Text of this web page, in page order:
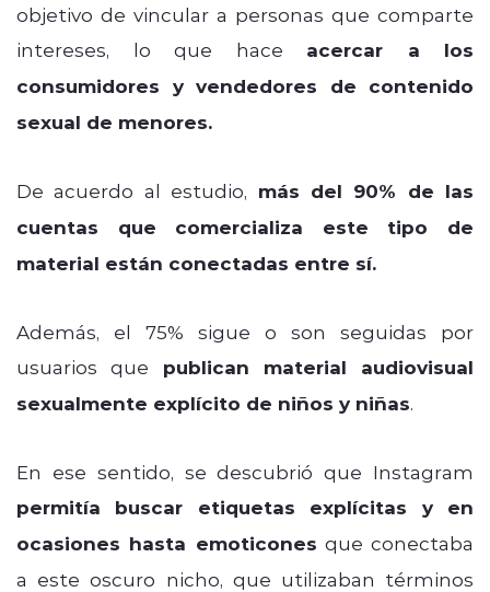
objetivo de vincular a personas que comparte
intereses, lo que hace acercar a los
consumidores y vendedores de contenido
sexual de menores.
De acuerdo al estudio, más del 90% de las
cuentas que comercializa este tipo de
material están conectadas entre sí.
Además, el 75% sigue o son seguidas por
usuarios que publican material audiovisual
sexualmente explícito de niños y niñas.
En ese sentido, se descubrió que Instagram
permitía buscar etiquetas explícitas y en
ocasiones hasta emoticones que conectaba
a este oscuro nicho, que utilizaban términos